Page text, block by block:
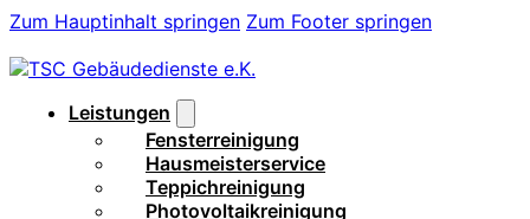
Zum Hauptinhalt springen Zum Footer springen
Leistungen
Fensterreinigung
Hausmeisterservice
Teppichreinigung
Photovoltaikreinigung